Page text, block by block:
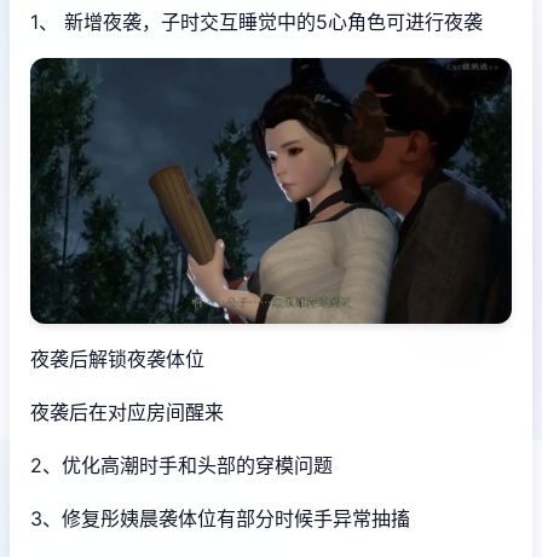
1、 新增夜袭，子时交互睡觉中的5心角色可进行夜袭
夜袭后解锁夜袭体位
夜袭后在对应房间醒来
2、优化高潮时手和头部的穿模问题
3、修复彤姨晨袭体位有部分时候手异常抽搐